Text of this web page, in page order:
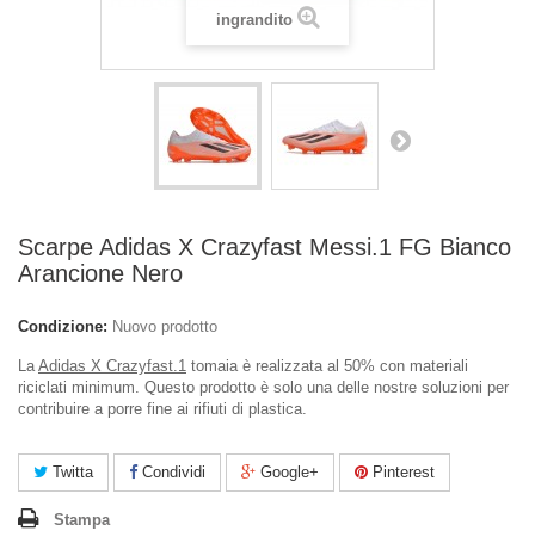
ingrandito
Scarpe Adidas X Crazyfast Messi.1 FG Bianco
Arancione Nero
Condizione: Nuovo prodotto
LaAdidas X Crazyfast.1 tomaia è realizzata al 50% con materiali
riciclati minimum. Questo prodotto è solo una delle nostre soluzioni per
contribuire a porre fine ai rifiuti di plastica.
Twitta Condividi Google+ Pinterest
Stampa